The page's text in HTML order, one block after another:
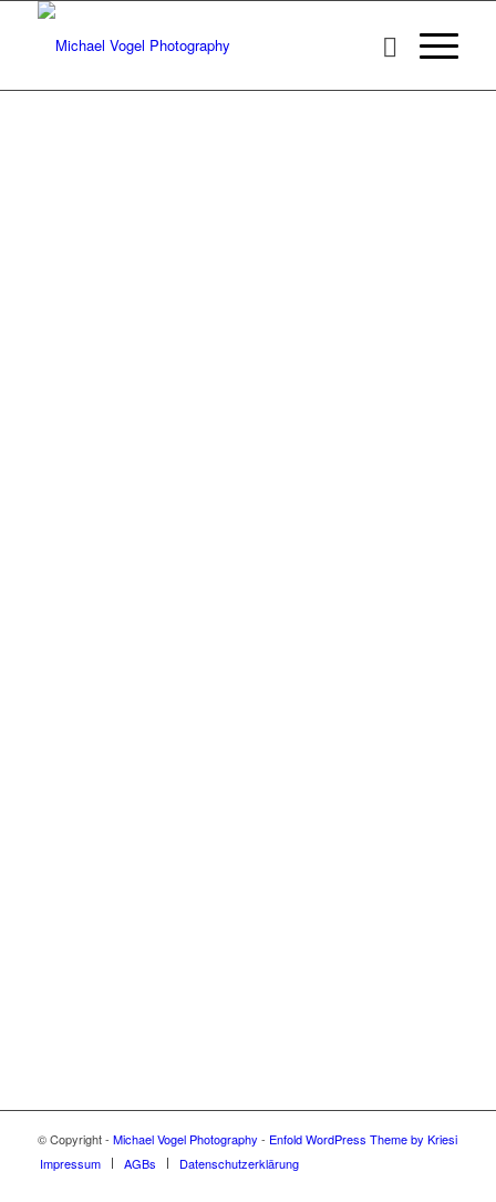
© Copyright - Michael Vogel Photography - Enfold WordPress Theme by Kriesi
Impressum
AGBs Datenschutzerklärung